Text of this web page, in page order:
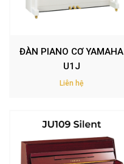
ĐÀN PIANO CƠ YAMAHA
U1J
Liên hệ